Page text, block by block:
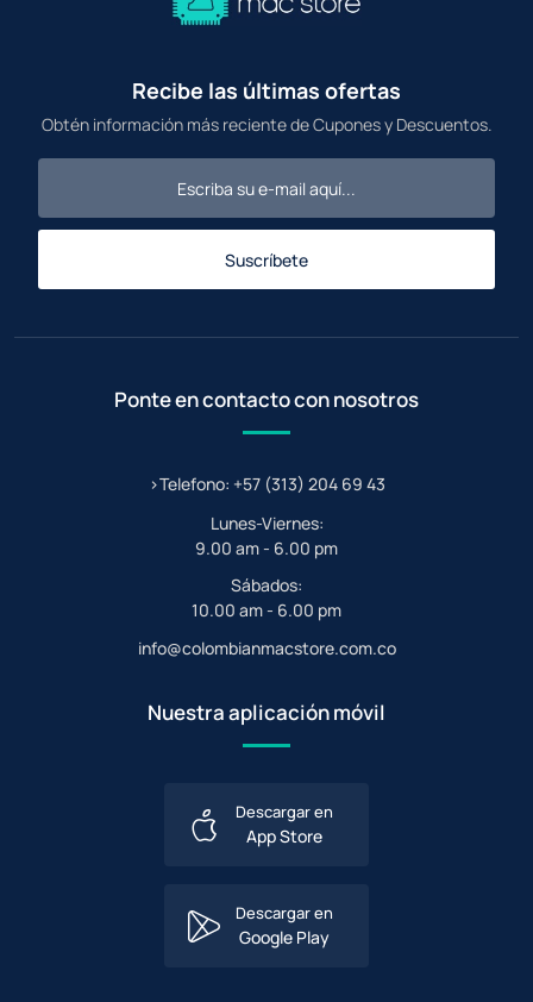
Recibe las últimas ofertas
Obtén información más reciente de Cupones y Descuentos.
Suscríbete
Ponte en contacto con nosotros
>Telefono: +57 (313) 204 69 43
Lunes-Viernes:
9.00 am - 6.00 pm
Sábados:
10.00 am - 6.00 pm
info@colombianmacstore.com.co
Nuestra aplicación móvil
Descargar en
App Store
Descargar en
Google Play